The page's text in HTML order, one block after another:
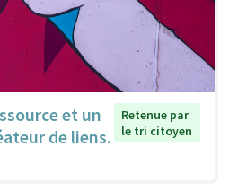
et un
de liens.
Retenue par
le tri citoyen